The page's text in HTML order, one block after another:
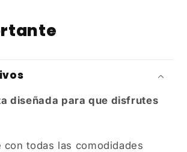
diseñada para que disfrutes
todas las comodidades